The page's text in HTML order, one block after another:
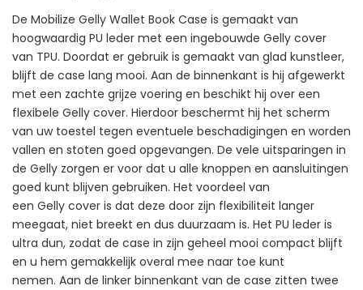
De Mobilize Gelly Wallet Book Case is gemaakt van
hoogwaardig PU leder met een ingebouwde Gelly cover
van TPU. Doordat er gebruik is gemaakt van glad kunstleer,
blijft de case lang mooi. Aan de binnenkant is hij afgewerkt
met een zachte grijze voering en beschikt hij over een
flexibele Gelly cover. Hierdoor beschermt hij het scherm
van uw toestel tegen eventuele beschadigingen en worden
vallen en stoten goed opgevangen. De vele uitsparingen in
de Gelly zorgen er voor dat u alle knoppen en aansluitingen
goed kunt blijven gebruiken. Het voordeel van
een Gelly cover is dat deze door zijn flexibiliteit langer
meegaat, niet breekt en dus duurzaam is. Het PU leder is
ultra dun, zodat de case in zijn geheel mooi compact blijft
en u hem gemakkelijk overal mee naar toe kunt
nemen. Aan de linker binnenkant van de case zitten twee